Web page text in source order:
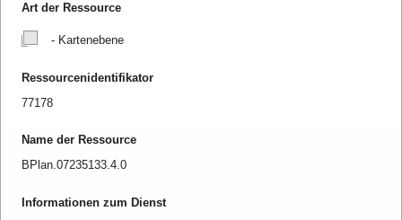
Art der Ressource
- Kartenebene
Ressourcenidentifikator
77178
Name der Ressource
BPlan.07235133.4.0
Informationen zum Dienst